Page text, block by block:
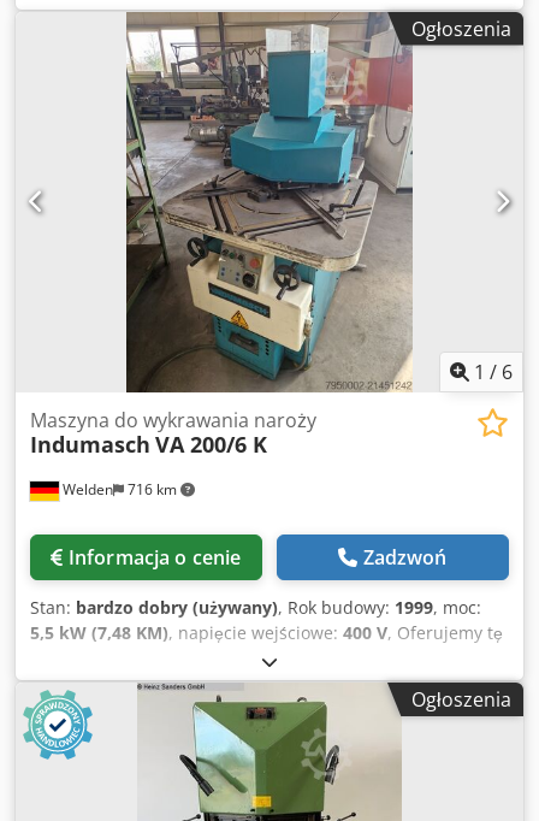
blokada noża Głębokość cięcia płynnie regulowana z
wyświetlaczem cyfrowym Nowy zestaw noży górnych i
dolnych zamontowany Waga: ok. 1.000 kg
Ogłoszenia
1 / 6
Welden 716 km
Maszyna do wykrawania naroży
Indumasch VA 200/6 K
Informacja o cenie Zadzwoń
Stan: bardzo dobry (używany), Rok budowy: 1999, moc:
5,5 kW (7,48 KM), napięcie wejściowe: 400 V, Oferujemy tę
bardzo dobrze zachowaną maszynę do wykrawania
Indumasch VA 200/6 K, rok produkcji 1999. Dcsdpfxoyrytmj
Afiek Napięcie znamionowe: 400 V W przypadku pytań lub
potrzeby uzyskania dodatkowych informacji, prosimy o
wiadomość lub kontakt telefoniczny.
Ogłoszenia